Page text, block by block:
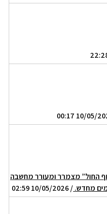
החול” מצמרר ומעורר מחשבה
מחדש./ 10/05/2026 02:59